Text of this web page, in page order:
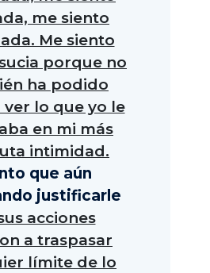
me siento
Me siento
porque no
ha podido
ver lo que yo le
en mi más
intimidad.
que aún
justificarle
acciones
a traspasar
límite de lo